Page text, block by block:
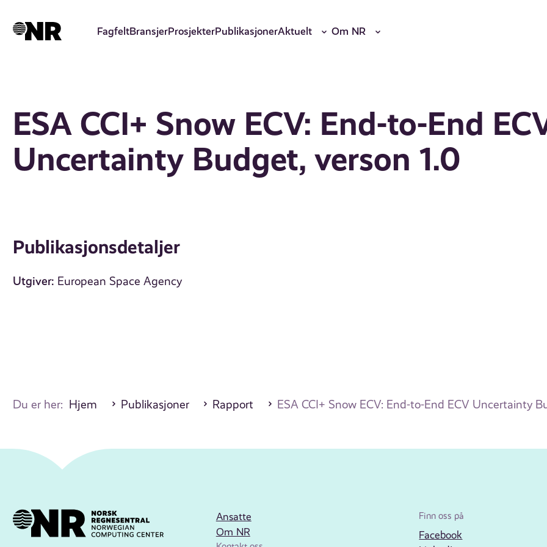
hovedinnhold
FagfeltBransjerProsjekterPublikasjonerAktuelt Om NR
ESA CCI+ Snow ECV: End-to-End
Uncertainty Budget, verson 1.0
Publikasjonsdetaljer
Utgiver: European Space Agency
Du er her: Hjem Publikasjoner Rapport ESA CCI+ Snow ECV: End-to-End ECV Uncertainty
Ansatte
Om NR
Finn oss på
Facebook